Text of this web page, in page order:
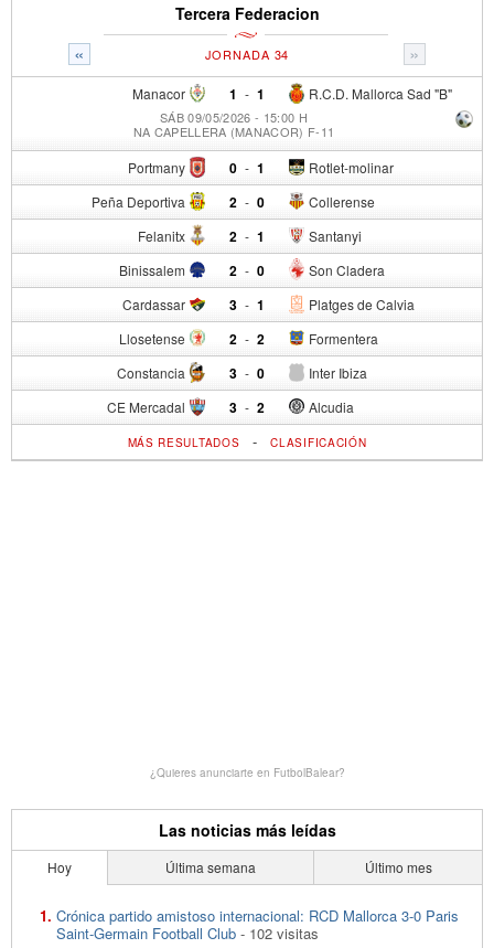
Tercera Federacion
« »
JORNADA 34
Manacor 1 - R.C.D. Mallorca Sad "B"
1
SÁB 09/05/2026 - 15:00 H
NA CAPELLERA (MANACOR) F-11
Portmany 0 - Rotlet-molinar
1
Peña Deportiva 2 - Collerense
0
Felanitx 2 - Santanyi
1
Binissalem 2 - Son Cladera
0
Cardassar 3 - Platges de Calvia
1
Llosetense 2 - Formentera
2
Constancia 3 - Inter Ibiza
0
CE Mercadal 3 - Alcudia
2
MÁS RESULTADOS -CLASIFICACIÓN
¿Quieres anunciarte en FutbolBalear?
Las noticias más leídas
Hoy Última semana Último mes
Crónica partido amistoso internacional: RCD Mallorca 3-0 Paris
Saint-Germain Football Club - 102 visitas